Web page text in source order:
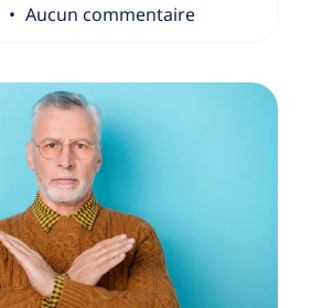
Aucun commentaire